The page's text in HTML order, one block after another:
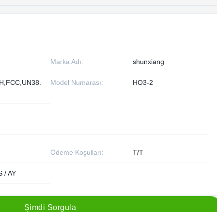
Marka Adı: shunxiang
Model Numarası: HO3-2
Ödeme Koşulları: T/T
/ AY
Şimd i Sorgu a